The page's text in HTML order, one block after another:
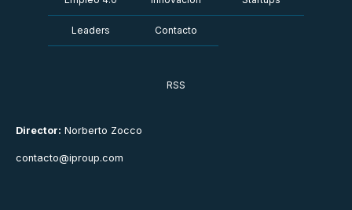
Director: Norberto Zocco
contacto@iproup.com
Leaders Contacto
RSS